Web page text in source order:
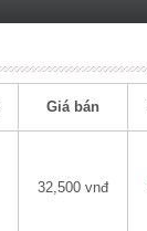
Giá bán
32,500 vnđ